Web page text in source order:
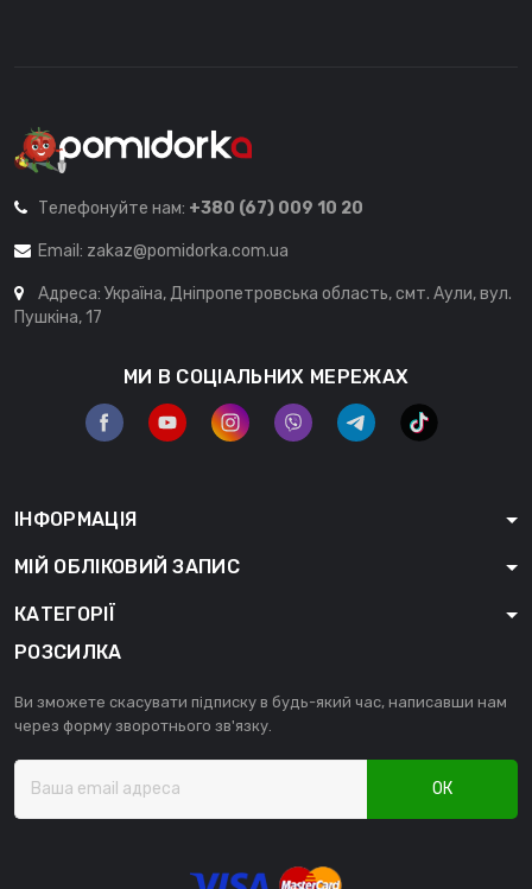
Телефонуйте нам: +380 (67) 009 10 20
Email: zakaz@pomidorka.com.ua
Адреса: Україна, Дніпропетровська область, смт. Аули, вул.
Пушкіна, 17
МИ В СОЦІАЛЬНИХ МЕРЕЖАХ
ІНФОРМАЦІЯ
МІЙ ОБЛІКОВИЙ ЗАПИС
КАТЕГОРІЇ
РОЗСИЛКА
Ви зможете скасувати підписку в будь-який час, написавши нам
через форму зворотнього зв'язку.
ОК